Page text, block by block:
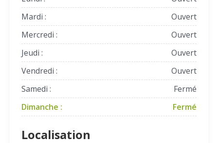
Mardi :
Ouvert
Mercredi :
Ouvert
Jeudi :
Ouvert
Vendredi :
Ouvert
Samedi :
Fermé
Dimanche :
Fermé
Localisation